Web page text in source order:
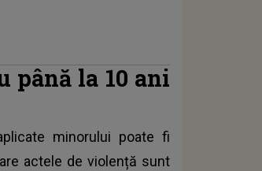
până la 10 ani
minorului poate fi
actele de violență sunt